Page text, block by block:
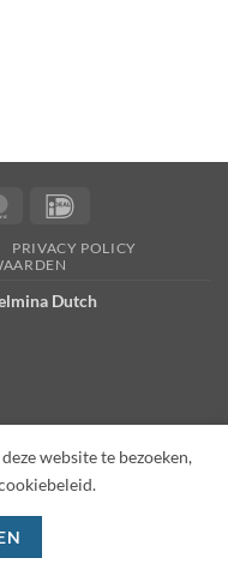
MasterCard
PRIVACY POLICY
Dutch
website te bezoeken,